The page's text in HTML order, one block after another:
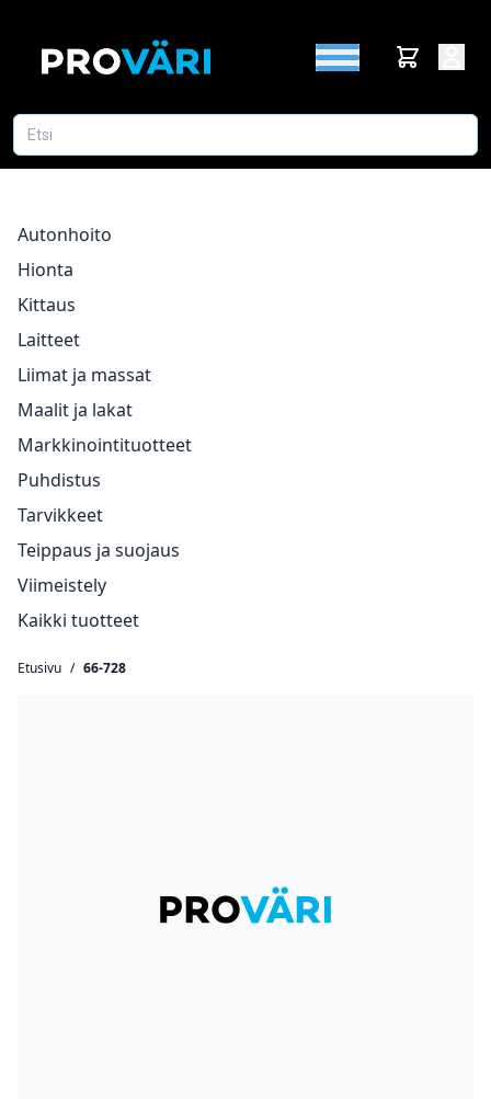
Autonhoito
Hionta
Kittaus
Laitteet
Liimat ja massat
Maalit ja lakat
Markkinointituotteet
Puhdistus
Tarvikkeet
Teippaus ja suojaus
Viimeistely
Kaikki tuotteet
Etusivu / 66-728